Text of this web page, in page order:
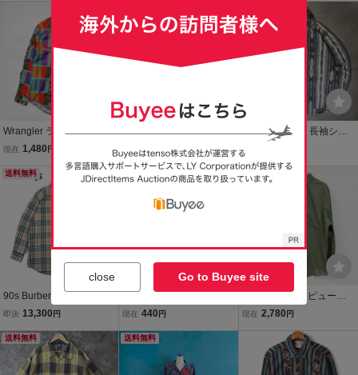
ミー ビッグシルエット 古
着 チェック
シャツ 古着 90s アート
ャツ ヴィンテージ 長袖 si
ze:M ■0823KH①
Wrangler ラングラー 長袖
シャツ ネイティブ柄 15 1/
2-34 総柄 シャツ ヴィン
テージ 80～90s 古着 派手
柄 カウボーイ ウエスタン
〇279y
現在 1,480 円
USA製 90s 古着 アロハシ
ローンコットン ブロック
チェック 総柄 幾何学 ヴィ
4,980 円
ヴィンテージ 長袖シャ
ツ 90s ネイティブ柄
民族 ダブルポケット
コットン 総柄 オルテ
ガ 全面柄 太襟 カウ
ボーイ ブルー XL
即決
送料無料
90s Burberrys ノバチェッ
ク シャツ 長袖 ロゴ 刺繍
ビンテージ vintage ボタ
ンダウン BD L バーバリー
ズ
即決 13,300 円
ジ ETRO エトロ 長袖シャ
ザイン ペガサス 刺繍 ロゴ
マルチカラー 40 メンズ
現在 440 円
送料無料
90s puritan ピューリ
タン 長袖シャツ ボタ
ク柄 ヴィンテージ
緑 グリーン XLサイ
ズ 古着
現在 2,780 円
送料無料 送料無料
close Go to Buyee site